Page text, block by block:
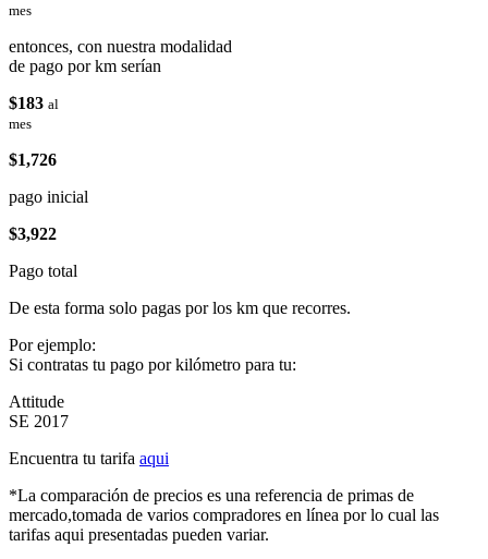
mes
entonces, con nuestra modalidad
de pago por km serían
$183 al
mes
$1,726
pago inicial
$3,922
Pago total
De esta forma solo pagas por los km que recorres.
Por ejemplo:
Si contratas tu pago por kilómetro para tu:
Attitude
SE 2017
Encuentra tu tarifa aqui
*La comparación de precios es una referencia de primas de
mercado,tomada de varios compradores en línea por lo cual las
tarifas aqui presentadas pueden variar.